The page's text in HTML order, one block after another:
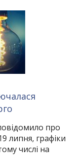
про
липня, графіки
числі на